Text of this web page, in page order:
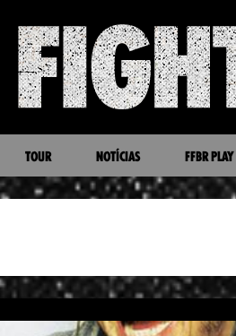
TOUR NOTÍCIAS FFBR PLAY